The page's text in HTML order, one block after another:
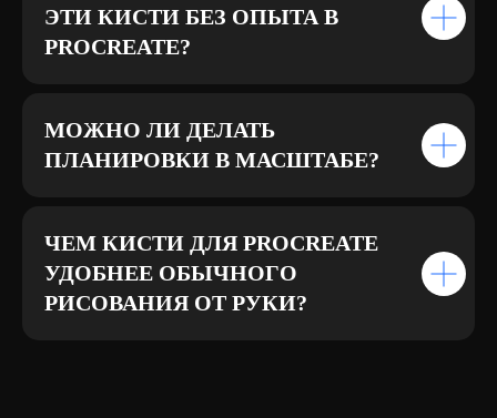
ЭТИ КИСТИ БЕЗ ОПЫТА В
PROCREATE?
МОЖНО ЛИ ДЕЛАТЬ
ПЛАНИРОВКИ В МАСШТАБЕ?
ЧЕМ КИСТИ ДЛЯ PROCREATE
УДОБНЕЕ ОБЫЧНОГО
РИСОВАНИЯ ОТ РУКИ?